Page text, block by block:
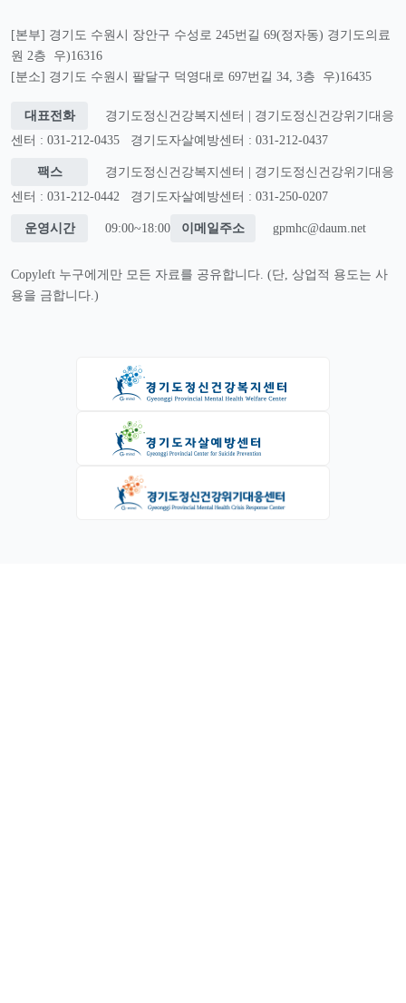
[본부] 경기도 수원시 장안구 수성로 245번길 69(정자동) 경기도의료
원 2층 우)16316
[분소] 경기도 수원시 팔달구 덕영대로 697번길 34, 3층 우)16435
대표전화
경기도정신건강복지센터 | 경기도정신건강위기대응
센터 : 031-212-0435
경기도자살예방센터 : 031-212-0437
팩스
경기도정신건강복지센터 | 경기도정신건강위기대응
센터 : 031-212-0442
경기도자살예방센터 : 031-250-0207
운영시간 09:00~18:00 이메일주소 gpmhc@daum.net
Copyleft 누구에게만 모든 자료를 공유합니다. (단, 상업적 용도는 사
용을 금합니다.)